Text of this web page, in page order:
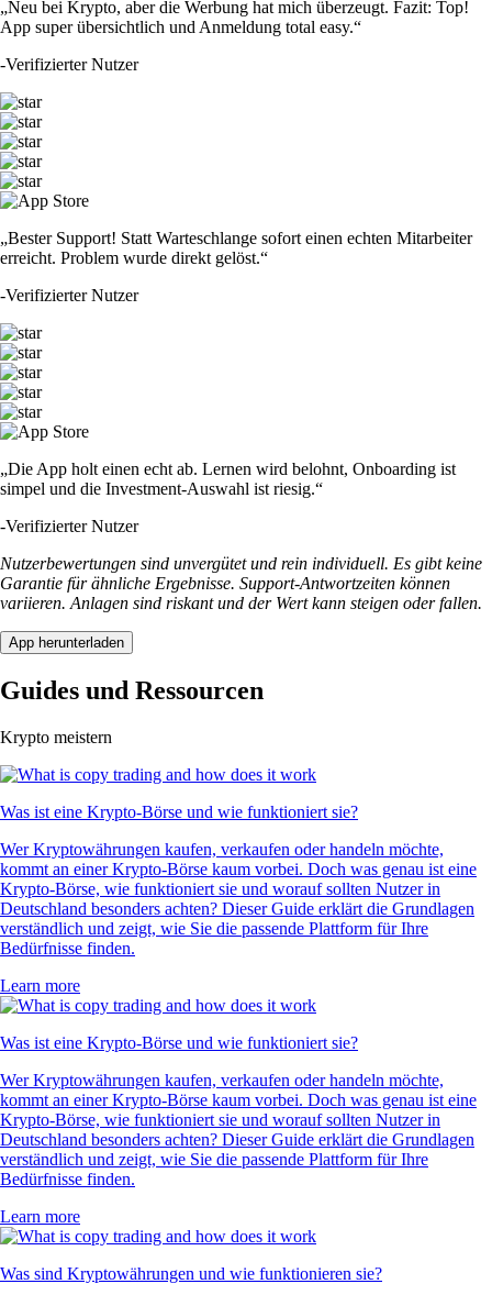
„Neu bei Krypto, aber die Werbung hat mich überzeugt. Fazit: Top!
App super übersichtlich und Anmeldung total easy.“
-Verifizierter Nutzer
„Bester Support! Statt Warteschlange sofort einen echten Mitarbeiter
erreicht. Problem wurde direkt gelöst.“
-Verifizierter Nutzer
„Die App holt einen echt ab. Lernen wird belohnt, Onboarding ist
simpel und die Investment-Auswahl ist riesig.“
-Verifizierter Nutzer
Nutzerbewertungen sind unvergütet und rein individuell. Es gibt keine
Garantie für ähnliche Ergebnisse. Support-Antwortzeiten können
variieren. Anlagen sind riskant und der Wert kann steigen oder fallen.
App herunterladen
Guides und Ressourcen
Krypto meistern
Was ist eine Krypto-Börse und wie funktioniert sie?
Wer Kryptowährungen kaufen, verkaufen oder handeln möchte,
kommt an einer Krypto-Börse kaum vorbei. Doch was genau ist eine
Krypto-Börse, wie funktioniert sie und worauf sollten Nutzer in
Deutschland besonders achten? Dieser Guide erklärt die Grundlagen
verständlich und zeigt, wie Sie die passende Plattform für Ihre
Bedürfnisse finden.
Learn more
Was ist eine Krypto-Börse und wie funktioniert sie?
Wer Kryptowährungen kaufen, verkaufen oder handeln möchte,
kommt an einer Krypto-Börse kaum vorbei. Doch was genau ist eine
Krypto-Börse, wie funktioniert sie und worauf sollten Nutzer in
Deutschland besonders achten? Dieser Guide erklärt die Grundlagen
verständlich und zeigt, wie Sie die passende Plattform für Ihre
Bedürfnisse finden.
Learn more
Was sind Kryptowährungen und wie funktionieren sie?